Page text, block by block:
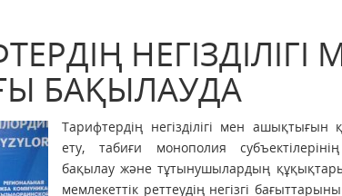
НЕГІЗДІЛІГІ
БАҚЫЛАУДА
Тарифтердің негізділігі мен ашықтығын
ету, табиғи монополия
бақылау және тұтынушылардың
мемлекеттік реттеудің негізгі